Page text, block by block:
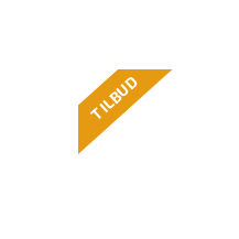
TILBUD